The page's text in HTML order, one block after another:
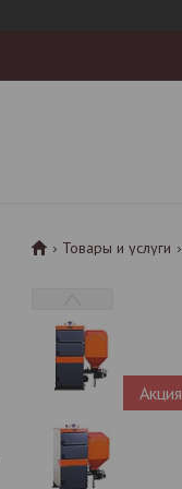
Товары и услуги
Акция